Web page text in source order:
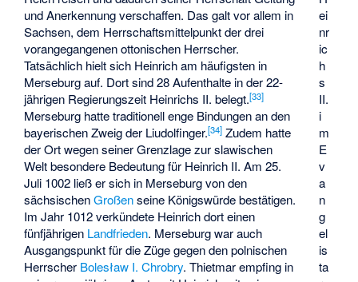
ei
nr
ic
h
s
II.
i
m
E
v
a
n
g
el
is
ta
und Anerkennung verschaffen. Das galt vor allem in
Sachsen, dem Herrschaftsmittelpunkt der drei
vorangegangenen ottonischen Herrscher.
Tatsächlich hielt sich Heinrich am häufigsten in
Merseburg auf. Dort sind 28 Aufenthalte in der 22-
jährigen Regierungszeit Heinrichs II. belegt.[33]
Merseburg hatte traditionell enge Bindungen an den
bayerischen Zweig der Liudolfinger.[34] Zudem hatte
der Ort wegen seiner Grenzlage zur slawischen
Welt besondere Bedeutung für Heinrich II. Am 25.
Juli 1002 ließ er sich in Merseburg von den
sächsischenGroßenseine Königswürde bestätigen.
Im Jahr 1012 verkündete Heinrich dort einen
fünfjährigen Landfrieden. Merseburg war auch
Ausgangspunkt für die Züge gegen den polnischen
Herrscher Bolesław I. Chrobry. Thietmar empfing in